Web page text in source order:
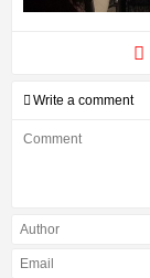
Write a comment